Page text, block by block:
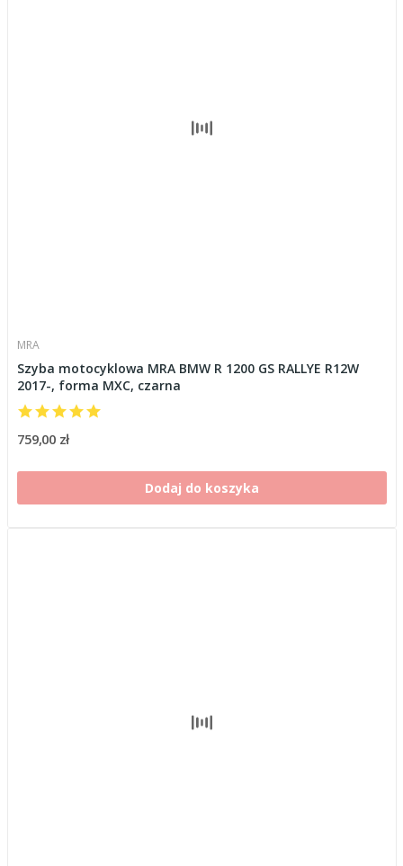
MRA
Szyba motocyklowa MRA BMW R 1200 GS RALLYE R12W
2017-, forma MXC, czarna
759,00 zł
Dodaj do koszyka